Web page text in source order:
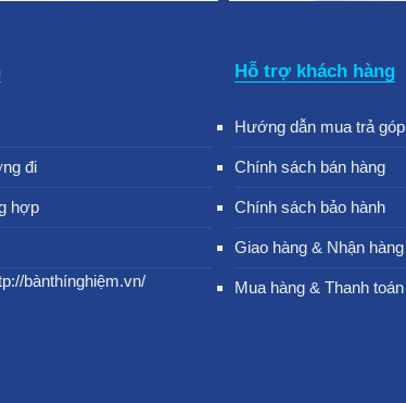
đi
hợp
bànthínghiệm.vn/
Hỗ trợ khách hàng
Hướng dẫn mua trả góp
Chính sách bán hàng
Chính sách bảo hành
Giao hàng & Nhận hàng
Mua hàng & Thanh toán